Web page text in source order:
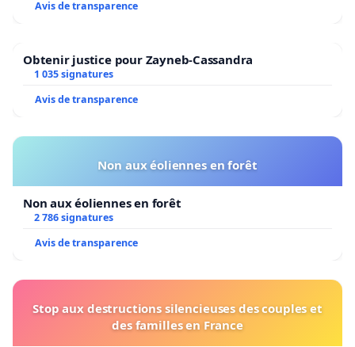
Avis de transparence
Obtenir justice pour Zayneb-Cassandra
1 035 signatures
Avis de transparence
Non aux éoliennes en forêt
Non aux éoliennes en forêt
2 786 signatures
Avis de transparence
Stop aux destructions silencieuses des couples et
des familles en France